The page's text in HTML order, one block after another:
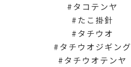
タコテンヤ
たこ掛針
タチウオ
タチウオジギング
タチウオテンヤ